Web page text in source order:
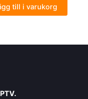
till i varukorg